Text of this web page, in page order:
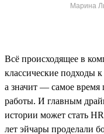
Марина
Всё происходящее в
классические подходы
а значит — самое
работы. И главным
истории может стать
лет эйчары проделали